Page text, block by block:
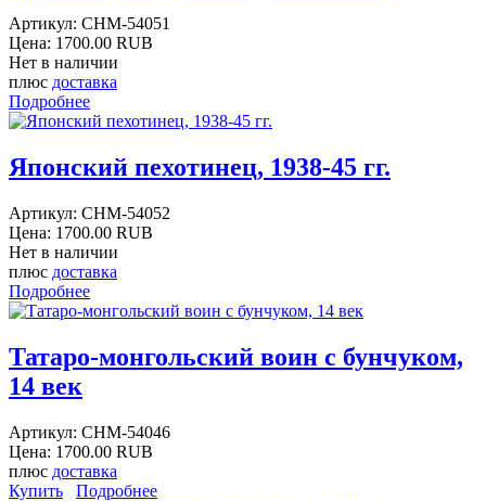
Артикул: CHM-54051
Цена: 1700.00 RUB
Нет в наличии
плюс доставка
Подробнее
Японский пехотинец, 1938-45 гг.
Артикул: CHM-54052
Цена: 1700.00 RUB
Нет в наличии
плюс доставка
Подробнее
Татаро-монгольский воин с бунчуком,
14 век
Артикул: CHM-54046
Цена: 1700.00 RUB
плюс доставка
Купить
Подробнее